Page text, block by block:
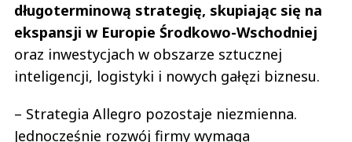
długoterminową strategię, skupiając się na
ekspansji w Europie Środkowo-Wschodniej
oraz inwestycjach w obszarze sztucznej
inteligencji, logistyki i nowych gałęzi biznesu.
– Strategia Allegro pozostaje niezmienna.
Jednocześnie rozwój firmy wymaga